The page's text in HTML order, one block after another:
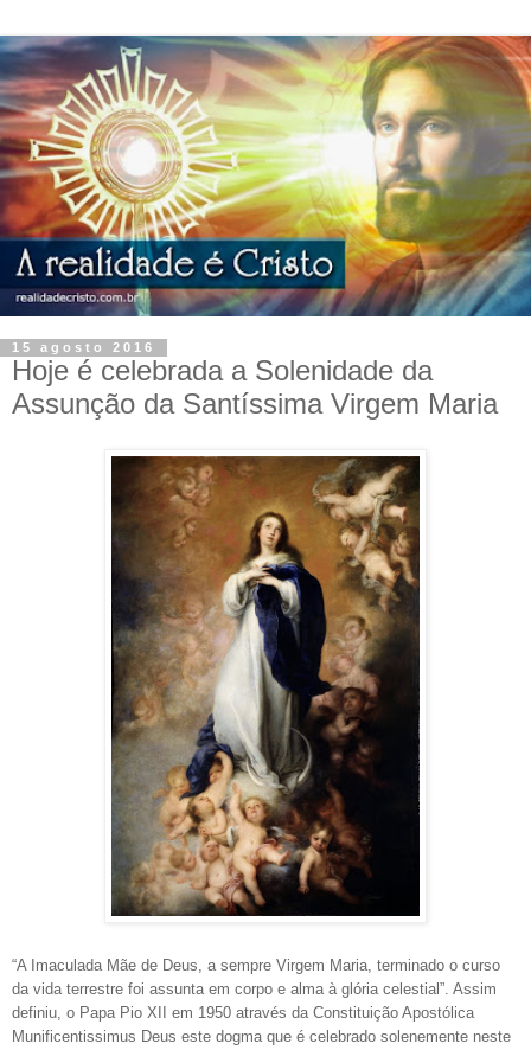
15 agosto 2016
Hoje é celebrada a Solenidade da
Assunção da Santíssima Virgem Maria
“A Imaculada Mãe de Deus, a sempre Virgem Maria, terminado o curso
da vida terrestre foi assunta em corpo e alma à glória celestial”. Assim
definiu, o Papa Pio XII em 1950 através da Constituição Apostólica
Munificentissimus Deus este dogma que é celebrado solenemente neste